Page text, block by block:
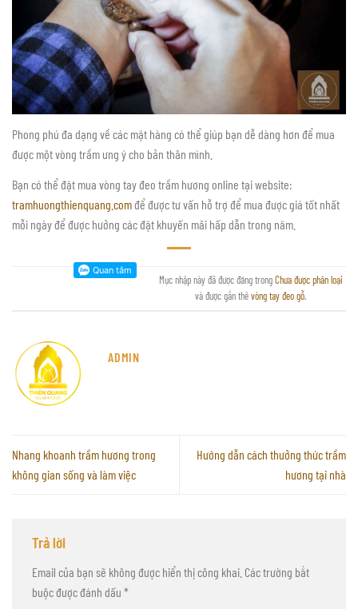
Phong phú đa dạng về các mặt hàng có thể giúp bạn dễ dàng hơn để mua
được một vòng trầm ưng ý cho bản thân mình.
Bạn có thể đặt mua vòng tay đeo trầm hương online tại website:
tramhuongthienquang.comđể được tư vấn hỗ trợ để mua được giá tốt nhất
mỗi ngày để được hưởng các đặt khuyến mãi hấp dẫn trong năm.
Mục nhập này đã được đăng trongChưa được phân loại
và được gắn thẻvòng tay đeo gỗ.
ADMIN
Nhang khoanh trầm hương trong
không gian sống và làm việc
Hướng dẫn cách thưởng thức trầm
hương tại nhà
Trả lời
Email của bạn sẽ không được hiển thị công khai. Các trường bắt
buộc được đánh dấu *